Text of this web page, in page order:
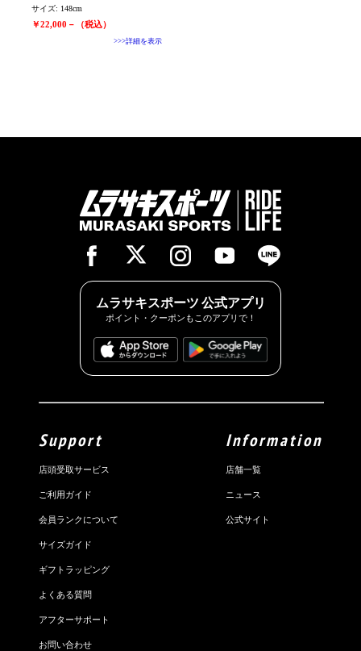
サイズ: 148cm
￥22,000－（税込）
>>>詳細を表示
ムラサキスポーツ 公式アプリ
ポイント・クーポンもこのアプリで！
Support
店頭受取サービス
ご利用ガイド
会員ランクについて
サイズガイド
ギフトラッピング
よくある質問
アフターサポート
お問い合わせ
Information
店舗一覧
ニュース
公式サイト